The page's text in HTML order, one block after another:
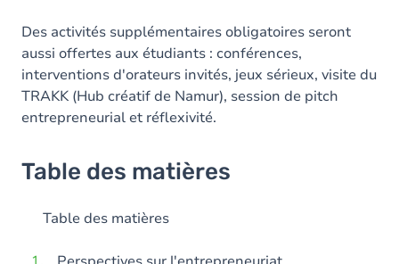
Des activités supplémentaires obligatoires seront
aussi offertes aux étudiants : conférences,
interventions d'orateurs invités, jeux sérieux, visite du
TRAKK (Hub créatif de Namur), session de pitch
entrepreneurial et réflexivité.
Table des matières
Table des matières